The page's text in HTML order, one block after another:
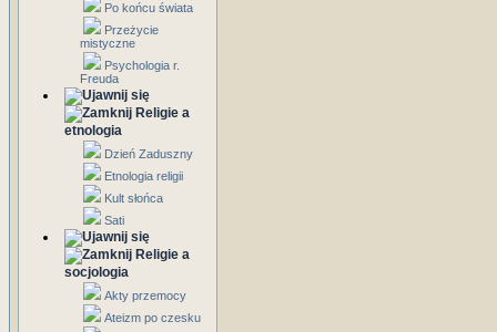
Po końcu świata
Przeżycie
mistyczne
Psychologia r.
Freuda
Religie a
etnologia
Dzień Zaduszny
Etnologia religii
Kult słońca
Sati
Religie a
socjologia
Akty przemocy
Ateizm po czesku